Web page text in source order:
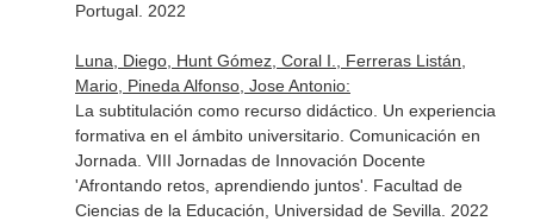
Portugal. 2022
Luna, Diego, Hunt Gómez, Coral I., Ferreras Listán,
Mario, Pineda Alfonso, Jose Antonio:
La subtitulación como recurso didáctico. Un experiencia
formativa en el ámbito universitario. Comunicación en
Jornada. VIII Jornadas de Innovación Docente
'Afrontando retos, aprendiendo juntos'. Facultad de
Ciencias de la Educación, Universidad de Sevilla. 2022